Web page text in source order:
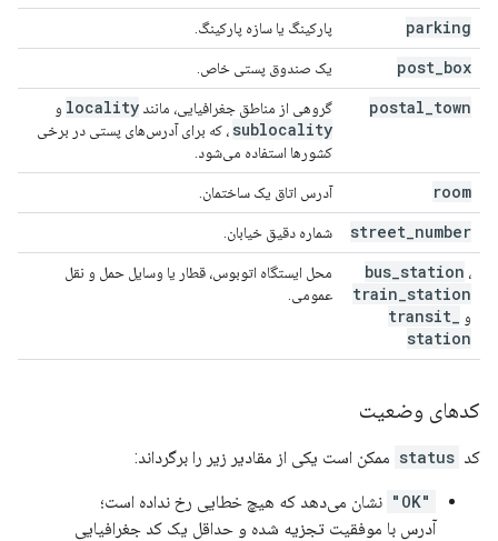
parking پارکینگ یا سازه پارکینگ.
post box یک صندوق پستی خاص.
postal town گروهی از مناطق جغرافیایی، مانند locality و
sublocality ، که برای آدرس‌های پستی در برخی
کشورها استفاده می‌شود.
room آدرس اتاق یک ساختمان.
street number شماره دقیق خیابان.
bus station ،
train station
و transit
station
محل ایستگاه اتوبوس، قطار یا وسایل حمل و نقل
عمومی.
کدهای وضعیت
کد status ممکن است یکی از مقادیر زیر را برگرداند:
"OK"
نشان می‌دهد که هیچ خطایی رخ نداده است؛
آدرس با موفقیت تجزیه شده و حداقل یک کد جغرافیایی